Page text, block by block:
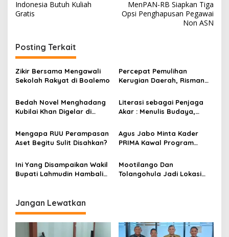
a
i
g
a
s
i
p
s
Indonesia Butuh Kuliah
Gratis
MenPAN-RB Siapkan Tiga
Opsi Penghapusan Pegawai
Non ASN
Posting Terkait
Zikir Bersama Mengawali
Sekolah Rakyat di Boalemo
Percepat Pemulihan
Kerugian Daerah, Risman
Practice dari Kemendagri
dan Pemkot Bandung
Bedah Novel Menghadang
Kubilai Khan Digelar di
Menyelami Heroisme
Leluhur Nusantara
Literasi sebagai Penjaga
Akar : Menulis Budaya,
Mengapa RUU Perampasan
Aset Begitu Sulit Disahkan?
Agus Jabo Minta Kader
PRIMA Kawal Program
Prabowo
Ini Yang Disampaikan Wakil
Bupati Lahmudin Hambali
Mootilango Dan
Tolangohula Jadi Lokasi
Jangan Lewatkan